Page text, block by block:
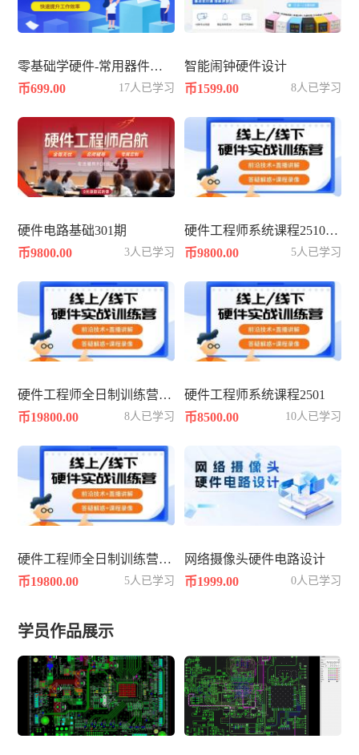
零基础学硬件-常用器件数据手册datasheet解读
币699.00
17人已学习
智能闹钟硬件设计
币1599.00
8人已学习
硬件电路基础301期
币9800.00
3人已学习
硬件工程师系统课程2510--硬件篇
币9800.00
5人已学习
硬件工程师全日制训练营2504期
币19800.00
8人已学习
硬件工程师系统课程2501
币8500.00
10人已学习
硬件工程师全日制训练营2502期
币19800.00
5人已学习
网络摄像头硬件电路设计
币1999.00
0人已学习
学员作品展示